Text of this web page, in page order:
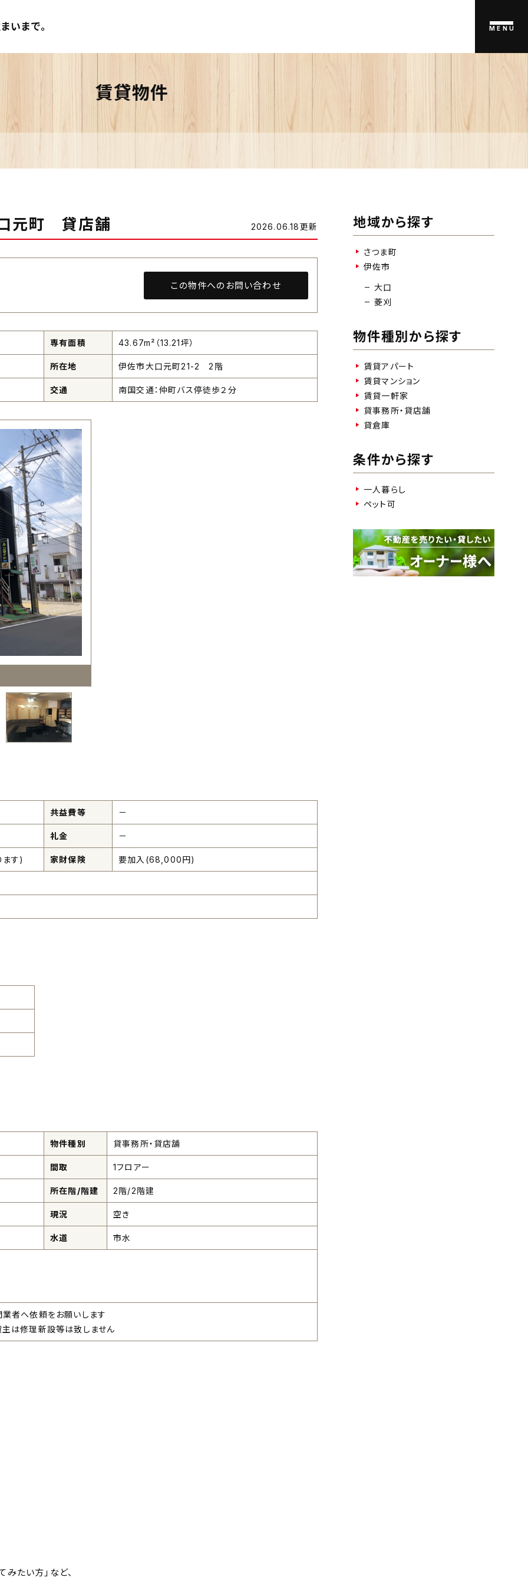
いまで。 MENU
賃貸物件
町 貸店舗 2026.06.18更新
この物件へのお問い合わせ
専有面積 43.67m²（13.21坪）
所在地 伊佐市大口元町21-2 2階
交通 南国交通：仲町バス停徒歩２分
共益費等 －
礼金 －
す) 家財保険 要加入(68,000円)
物件種別 貸事務所・貸店舗
間取 1フロアー
所在階/階建 2階/2階建
現況 空き
水道 市水
者へ依頼をお願いします
は修理新設等は致しません
みたい方」など、
地域から探す
さつま町
伊佐市
大口
菱刈
物件種別から探す
賃貸アパート
賃貸マンション
賃貸一軒家
貸事務所・貸店舗
貸倉庫
条件から探す
一人暮らし
ペット可